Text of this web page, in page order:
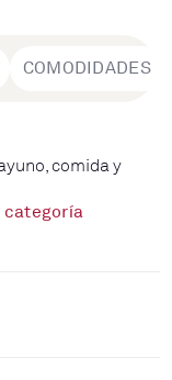
COMODIDADES
comida y